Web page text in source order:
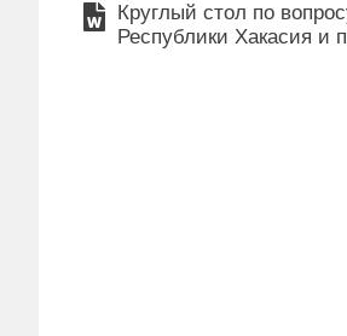
Круглый стол по
Республики Хакасия и